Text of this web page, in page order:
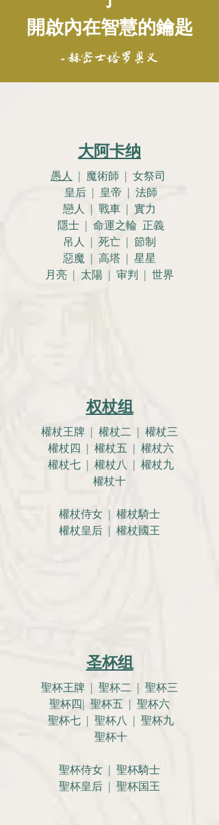
開啟內在智慧的鑰匙
- 赫密士塔罗奥义
大阿卡纳
愚人 | 魔術師 | 女祭司
皇后 | 皇帝 | 法師
戀人 | 戰車 | 實力
隱士 | 命運之輪 正義
吊人 | 死亡 | 節制
惡魔 | 高塔 | 星星
月亮 | 太陽 | 审判 | 世界
权杖组
權杖王牌 | 權杖二 | 權杖三
權杖四 | 權杖五 | 權杖六
權杖七 | 權杖八 | 權杖九
權杖十
權杖侍女 | 權杖騎士
權杖皇后 | 權杖國王
圣杯组
聖杯王牌 | 聖杯二 | 聖杯三
聖杯四| 聖杯五 | 聖杯六
聖杯七 | 聖杯八 | 聖杯九
聖杯十
聖杯侍女 | 聖杯騎士
聖杯皇后 | 聖杯国王